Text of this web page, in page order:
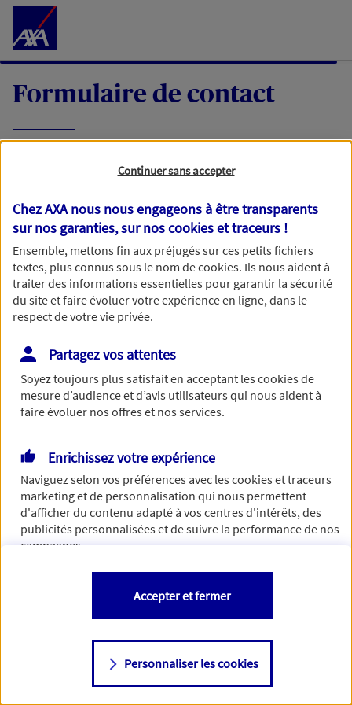
Accéder au Contenu
Formulaire de contact
demande, nous vous répondrons dans les
meilleurs délais par mail ou par téléphone.
Votre message :
Vous disposez de droits sur les informations vous concernant. Pour
plus d’informations,cliquez ici.
Continuer sans accepter
Chez AXA nous nous engageons à être transparents
sur nos garanties, sur noscookies et traceurs !
Ensemble, mettons fin aux préjugés sur ces petits fichiers
textes, plus connus sous le nom decookies. Ils nous aident à
traiter des informations essentielles pour garantir la sécurité
du site et faire évoluer votre expérience en ligne, dans le
respect de votre vie privée.
Partagez vos attentes
Soyez toujours plus satisfait en acceptant lescookiesde
mesure d’audience et d’avis utilisateurs qui nous aident à
faire évoluer nos offres et nos services.
Enrichissez votre expérience
Naviguez selon vos préférences avec lescookies et traceurs
marketing et de personnalisation qui nous permettent
d'afficher du contenu adapté à vos centres d'intérêts, des
publicités personnalisées et de suivre la performance de nos
campagnes.
Vous êtes libre de les accepter, de les refuser comme de
changer d'avis à tout moment en allant sur
Consulter notre politique decookies
Personnaliser les cookies
Accepter et fermer